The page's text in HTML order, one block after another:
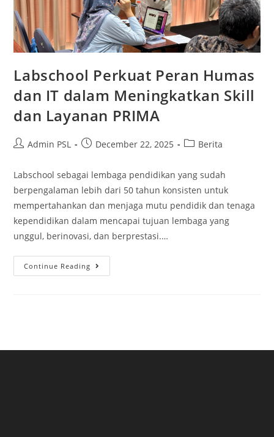
Labschool Perkuat Peran Humas
dan IT dalam Meningkatkan Skill
dan Layanan PRIMA
Admin PSL December 22, 2025 Berita
Labschool sebagai lembaga pendidikan yang sudah
berpengalaman lebih dari 50 tahun konsisten untuk
mempertahankan dan menjaga mutu pendidik dan tenaga
kependidikan dalam mencapai tujuan lembaga yang
unggul, berinovasi, dan berprestasi.…
Continue Reading